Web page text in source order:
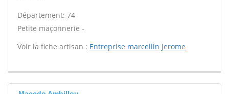
Département: 74
Petite maçonnerie -
Voir la fiche artisan : Entreprise marcellin jerome